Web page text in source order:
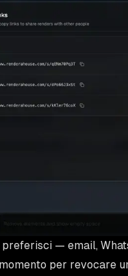
— email,
per revocare